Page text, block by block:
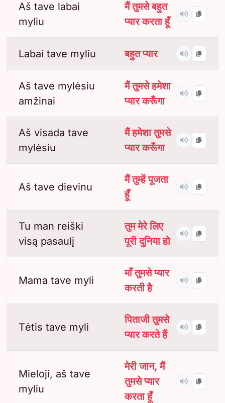
Aš tave labai
myliu
मैं तुमसे बहुत
प्यार करता हूँ
Labai tave myliu बहुत प्यार
Aš tave mylėsiu
amžinai
मैं तुमसे हमेशा
प्यार करूँगा
Aš visada tave
mylėsiu
मैं हमेशा तुमसे
प्यार करूँगा
Aš tave dievinu
मैं तुम्हें पूजता
हूँ
Tu man reiški
visą pasaulį
तुम मेरे लिए
पूरी दुनिया हो
Mama tave myli
माँ तुमसे प्यार
करती है
Tėtis tave myli
पिताजी तुमसे
प्यार करते हैं
Mieloji, aš tave
myliu
मेरी जान, मैं
तुमसे प्यार
करता हूँ